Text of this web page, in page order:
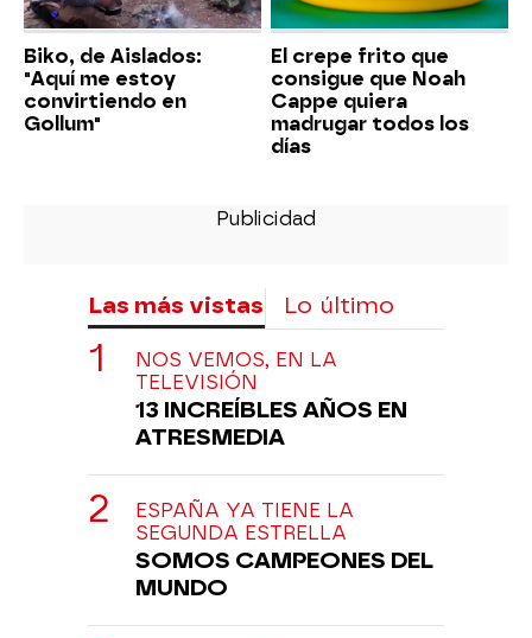
Biko, de Aislados:
"Aquí me estoy
convirtiendo en
Gollum"
El crepe frito que
consigue que Noah
Cappe quiera
madrugar todos los
días
Las más vistas Lo último
NOS VEMOS, EN LA
TELEVISIÓN
13 INCREÍBLES AÑOS EN
ATRESMEDIA
ESPAÑA YA TIENE LA
SEGUNDA ESTRELLA
SOMOS CAMPEONES DEL
MUNDO